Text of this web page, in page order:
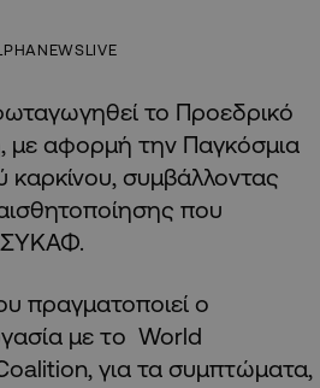
το Προεδρικό
με αφορμή την Παγκόσμια
καρκίνου, συμβάλλοντας
που
πραγματοποιεί ο
με τo World
για τα συμπτώματα,